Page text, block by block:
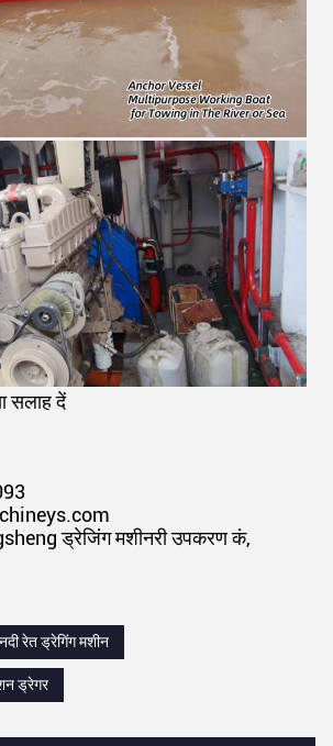
सलाह दें
ड्रेजिंग मशीनरी उपकरण कं,
नदी रेत ड्रेगिंग मशीन
ड्रेगर